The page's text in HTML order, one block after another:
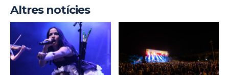
Altres notícies